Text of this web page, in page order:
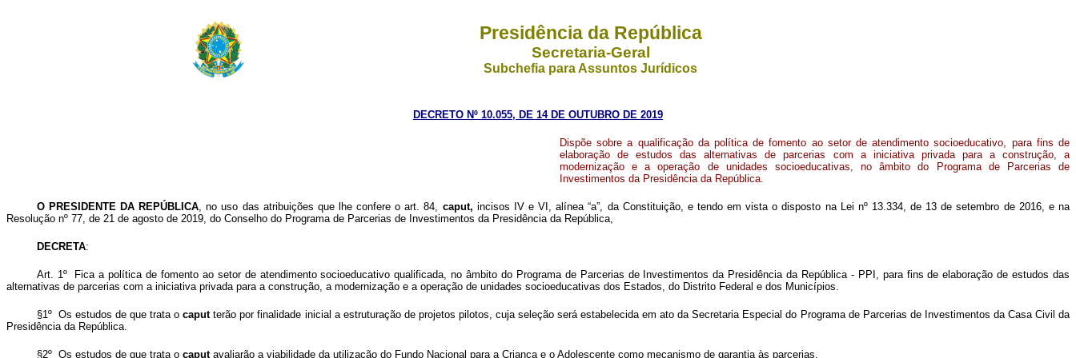
Presidência da República
Secretaria-Geral
Subchefia para Assuntos Jurídicos
DECRETO Nº 10.055, DE 14 DE OUTUBRO DE 2019
Dispõe sobre a qualificação da política de fomento ao setor de atendimento socioeducativo, para fins de
elaboração de estudos das alternativas de parcerias com a iniciativa privada para a construção, a
modernização e a operação de unidades socioeducativas, no âmbito do Programa de Parcerias de
Investimentos da Presidência da República.
O PRESIDENTE DA REPÚBLICA, no uso das atribuições que lhe confere o art. 84, caput, incisos IV e VI, alínea “a”, da Constituição, e tendo em vista o disposto na Lei nº 13.334, de 13 de setembro de 2016, e na
Resolução nº 77, de 21 de agosto de 2019, do Conselho do Programa de Parcerias de Investimentos da Presidência da República,
DECRETA:
Art. 1º Fica a política de fomento ao setor de atendimento socioeducativo qualificada, no âmbito do Programa de Parcerias de Investimentos da Presidência da República - PPI, para fins de elaboração de estudos das
alternativas de parcerias com a iniciativa privada para a construção, a modernização e a operação de unidades socioeducativas dos Estados, do Distrito Federal e dos Municípios.
§1º Os estudos de que trata ocaputterão por finalidade inicial a estruturação de projetos pilotos, cuja seleção será estabelecida em ato da Secretaria Especial do Programa de Parcerias de Investimentos da Casa Civil da
Presidência da República.
§2º Os estudos de que trata o caputavaliarão a viabilidade da utilização do Fundo Nacional para a Criança e o Adolescente como mecanismo de garantia às parcerias.